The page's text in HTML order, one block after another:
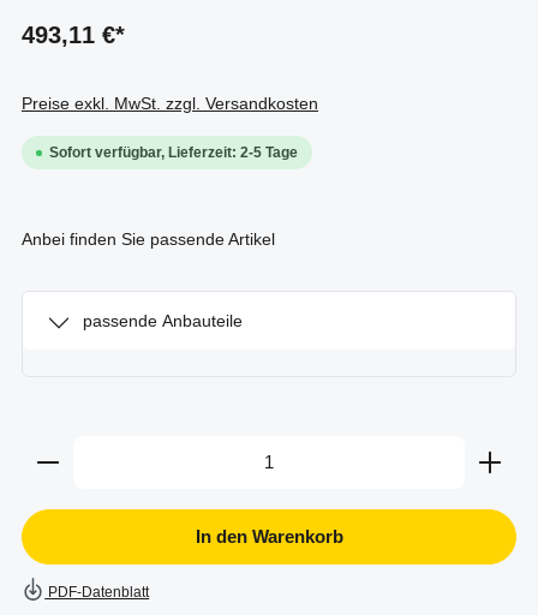
493,11 €*
Preise exkl. MwSt. zzgl. Versandkosten
Sofort verfügbar, Lieferzeit: 2-5 Tage
Anbei finden Sie passende Artikel
passende Anbauteile
Produkt Anzahl: Gib den gewünschten Wert ein
In den Warenkorb
PDF-Datenblatt